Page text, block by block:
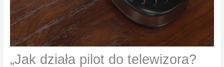
„Jak działa pilot do telewizora?